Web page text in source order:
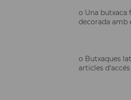
o Una butxaca
decorada amb
o Butxaques
articles